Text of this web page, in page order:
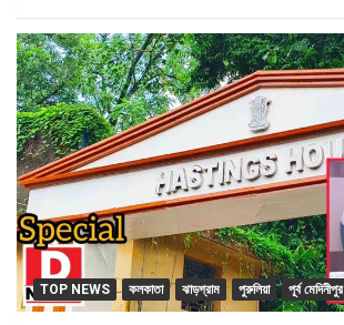
TOP NEWS কলকাতা ঝাড়গ্রাম পুরুলিয়া পূর্ব মেদিনীপুর